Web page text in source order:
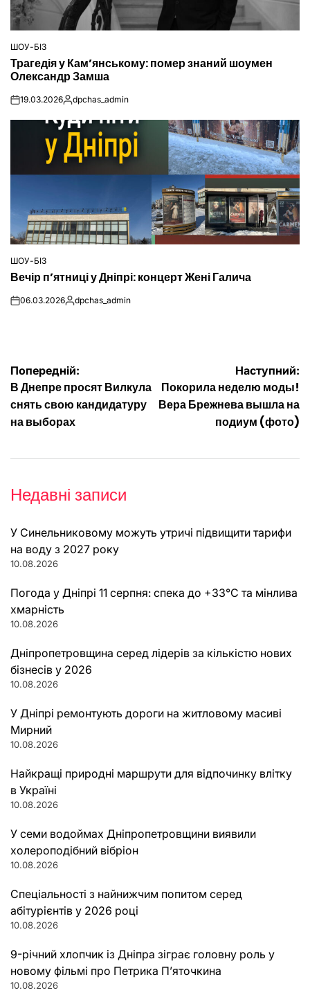
ОПУБЛІКУВАТИ
ШОУ-БІЗ
Трагедія у Кам’янському: помер знаний шоумен
Олександр Замша
on19.03.2026Опубліковано
dpchas_admin
ОПУБЛІКУВАТИ
У
ШОУ-БІЗ
Вечір п’ятниці у Дніпрі: концерт Жені Галича
on06.03.2026Опубліковано
dpchas_admin
Навігація
записів
Попередній:
В Днепре просят Вилкула
снять свою кандидатуру
на выборах
Наступний:
Покорила неделю моды!
Вера Брежнева вышла на
подиум (фото)
Недавні записи
У Синельниковому можуть утричі підвищити тарифи
на воду з 2027 року
10.08.2026
Погода у Дніпрі 11 серпня: спека до +33°C та мінлива
хмарність
10.08.2026
Дніпропетровщина серед лідерів за кількістю нових
бізнесів у 2026
10.08.2026
У Дніпрі ремонтують дороги на житловому масиві
Мирний
10.08.2026
Найкращі природні маршрути для відпочинку влітку
в Україні
10.08.2026
У семи водоймах Дніпропетровщини виявили
холероподібний вібріон
10.08.2026
Спеціальності з найнижчим попитом серед
абітурієнтів у 2026 році
10.08.2026
9-річний хлопчик із Дніпра зіграє головну роль у
новому фільмі про Петрика П’яточкина
10.08.2026